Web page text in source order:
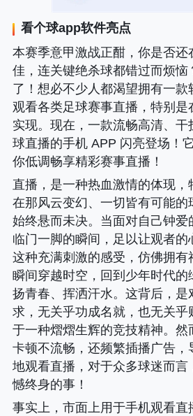
看个球app软件亮点
本赛季意甲激战正酣，你是否还
佳，连关键绝杀球都错过而烦恼
了！想必不少人都渴望拥有一款
观看各类足球赛事直播，特别是
实现。现在，一款流畅高清、干
球直播的手机 APP 闪亮登场！
你低调畅享精彩赛事直播！
直播，是一种热血激情的体现，
在那风云变幻、一切皆有可能的
始终悬而未决。当面对自己钟爱
临门一脚的瞬间，足以让观者的
这种充满刺激的感受，仿佛拥有
瞬间穿越时空，回到少年时代的
扬青春、挥洒汗水。这背后，是
求，无关乎功成名就，也无关乎
于一种熠熠生辉的竞技精神。然
卡顿不流畅，还频繁插播广告，
地观看直播，对于众多球迷而言
憾终身的事！
事实上，市面上用于手机观看直